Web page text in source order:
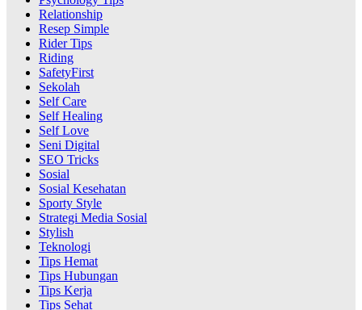
Relationship
Resep Simple
Rider Tips
Riding
SafetyFirst
Sekolah
Self Care
Self Healing
Self Love
Seni Digital
SEO Tricks
Sosial
Sosial Kesehatan
Sporty Style
Strategi Media Sosial
Stylish
Teknologi
Tips Hemat
Tips Hubungan
Tips Kerja
Tips Sehat